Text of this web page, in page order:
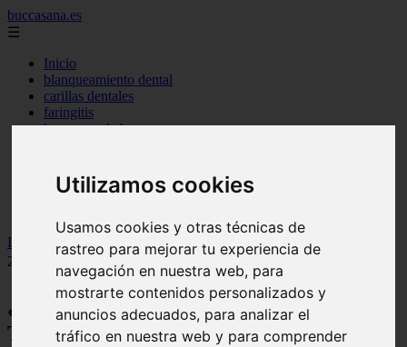
Utilizamos cookies
Usamos cookies y otras técnicas de
rastreo para mejorar tu experiencia de
navegación en nuestra web, para
mostrarte contenidos personalizados y
anuncios adecuados, para analizar el
tráfico en nuestra web y para comprender
buccasana.es
☰
Inicio
blanqueamiento dental
carillas dentales
faringitis
hongos en la boca
mal aliento
remedio casero para
Inicio dientes
¿Paladar Blanco? 【Causas y Tratamientos en el
2026 】
¿Paladar Blanco? 【Causas y
Tratamientos en el 2026 】